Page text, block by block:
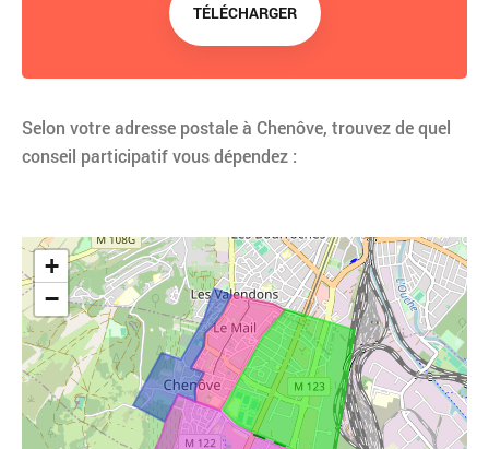
TÉLÉCHARGER
Selon votre adresse postale à Chenôve, trouvez de quel
conseil participatif vous dépendez :
+
−